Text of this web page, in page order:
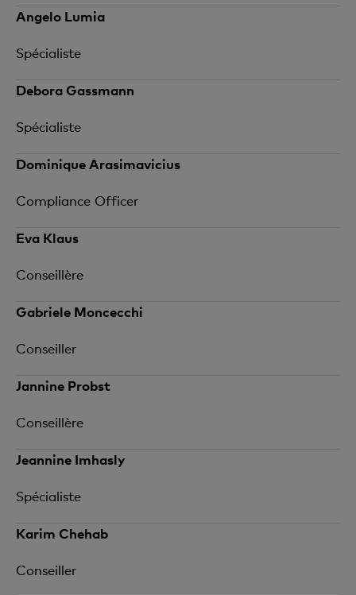
Angelo Lumia
Spécialiste
Debora Gassmann
Spécialiste
Dominique Arasimavicius
Compliance Officer
Eva Klaus
Conseillère
Gabriele Moncecchi
Conseiller
Jannine Probst
Conseillère
Jeannine Imhasly
Spécialiste
Karim Chehab
Conseiller